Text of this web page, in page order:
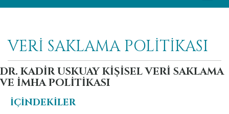
VERI SAKLAMA POLITIKASI
DR. KADİR USKUAY KİŞİSEL VERİ SAKLAMA
VE İMHA POLİTİKASI
İÇİNDEKİLER